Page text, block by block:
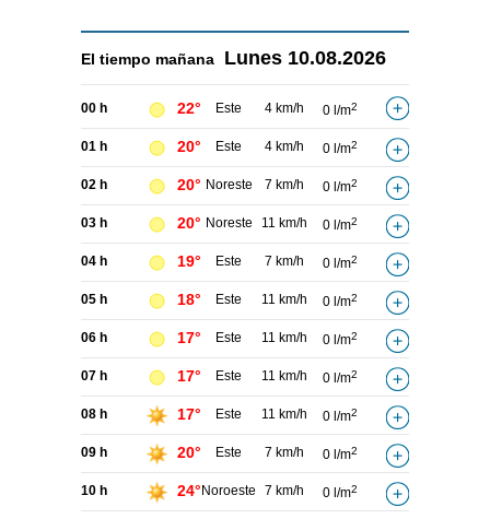
El tiempo mañana Lunes 10.08.2026
00 h 22° Este 4 km/h 0 l/m2
01 h 20° Este 4 km/h 0 l/m2
02 h 20° Noreste 7 km/h 0 l/m2
03 h 20° Noreste 11 km/h 0 l/m2
04 h 19° Este 7 km/h 0 l/m2
05 h 18° Este 11 km/h 0 l/m2
06 h 17° Este 11 km/h 0 l/m2
07 h 17° Este 11 km/h 0 l/m2
08 h 17° Este 11 km/h 0 l/m2
09 h 20° Este 7 km/h 0 l/m2
10 h 24° Noroeste 7 km/h 0 l/m2